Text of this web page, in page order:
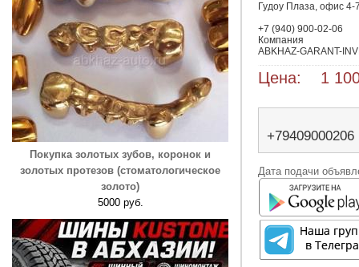
Покупка золотых зубов, коронок и
золотых протезов (стоматологическое
золото)
5000 руб.
Гудоу Плаза, офис 4-
+7 (940) 900-02-06
Компания
ABKHAZ-GARANT-
Цена: 1 100
+79409000206
Дата подачи